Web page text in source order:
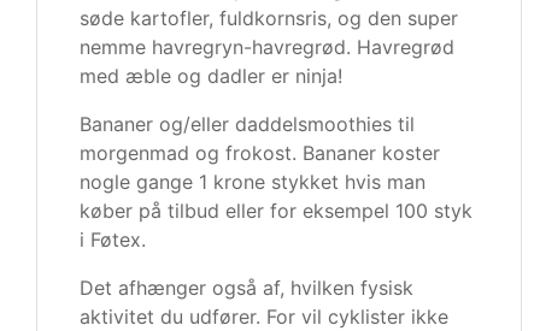
søde kartofler, fuldkornsris, og den super
nemme havregryn-havregrød. Havregrød
med æble og dadler er ninja!
Bananer og/eller daddelsmoothies til
morgenmad og frokost. Bananer koster
nogle gange 1 krone stykket hvis man
køber på tilbud eller for eksempel 100 styk
i Føtex.
Det afhænger også af, hvilken fysisk
aktivitet du udfører. For vil cyklister ikke